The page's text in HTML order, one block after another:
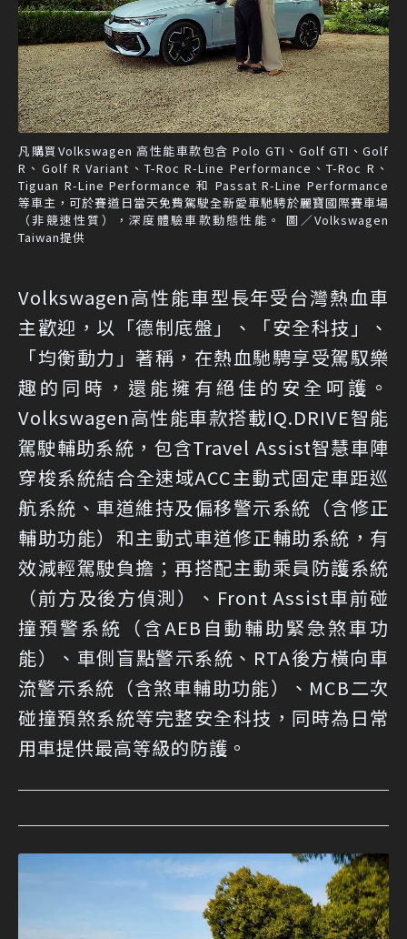
凡購買Volkswagen 高性能車款包含 Polo GTI、Golf GTI、Golf
R、Golf R Variant、T-Roc R-Line Performance、T-Roc R、
Tiguan R-Line Performance 和 Passat R-Line Performance
等車主，可於賽道日當天免費駕駛全新愛車馳騁於麗寶國際賽車場
（非競速性質），深度體驗車款動態性能。 圖／Volkswagen
Taiwan提供
Volkswagen高性能車型長年受台灣熱血車
主歡迎，以「德制底盤」、「安全科技」、
「均衡動力」著稱，在熱血馳騁享受駕馭樂
趣的同時，還能擁有絕佳的安全呵護。
Volkswagen高性能車款搭載IQ.DRIVE智能
駕駛輔助系統，包含Travel Assist智慧車陣
穿梭系統結合全速域ACC主動式固定車距巡
航系統、車道維持及偏移警示系統（含修正
輔助功能）和主動式車道修正輔助系統，有
效減輕駕駛負擔；再搭配主動乘員防護系統
（前方及後方偵測）、Front Assist車前碰
撞預警系統（含AEB自動輔助緊急煞車功
能）、車側盲點警示系統、RTA後方橫向車
流警示系統（含煞車輔助功能）、MCB二次
碰撞預煞系統等完整安全科技，同時為日常
用車提供最高等級的防護。